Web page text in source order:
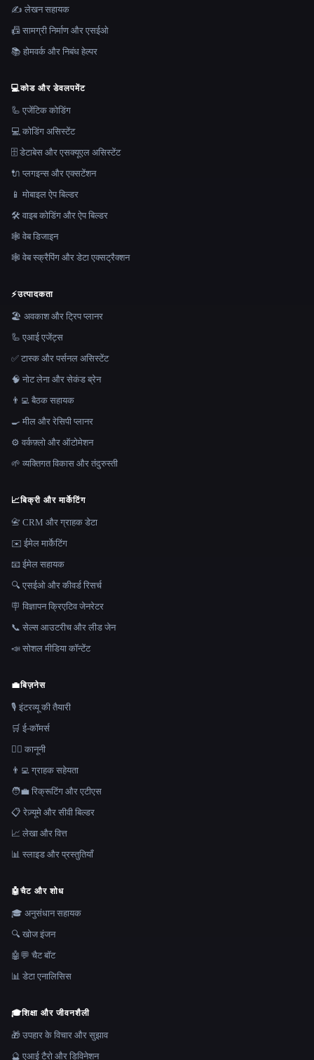
✍️ लेखन सहायक
📠 सामग्री निर्माण और एसईओ
📚 होमवर्क और निबंध हेल्पर
💻कोड और डेवलपमेंट
🦾 एजेंटिक कोडिंग
💻 कोडिंग असिस्टेंट
🗄️ डेटाबेस और एसक्यूएल असिस्टेंट
🔌 प्लगइन्स और एक्सटेंशन
📱 मोबाइल ऐप बिल्डर
🛠️ वाइब कोडिंग और ऐप बिल्डर
🕸 वेब डिजाइन
🕸️ वेब स्क्रैपिंग और डेटा एक्सट्रैक्शन
⚡उत्पादकता
🏖 अवकाश और ट्रिप प्लानर
🦾 एआई एजेंट्स
✅ टास्क और पर्सनल असिस्टेंट
🧠 नोट लेना और सेकंड ब्रेन
👨‍💻 बैठक सहायक
🍳 मील और रेसिपी प्लानर
⚙️ वर्कफ़्लो और ऑटोमेशन
🌱 व्यक्तिगत विकास और तंदुरुस्ती
📈बिक्री और मार्केटिंग
📇 CRM और ग्राहक डेटा
✉️ ईमेल मार्केटिंग
📧 ईमेल सहायक
🔍 एसईओ और कीवर्ड रिसर्च
🪧 विज्ञापन क्रिएटिव जेनरेटर
📞 सेल्स आउटरीच और लीड जेन
📣 सोशल मीडिया कॉन्टेंट
💼बिज़नेस
🎙️ इंटरव्यू की तैयारी
🛒 ई-कॉमर्स
👩‍⚖️ कानूनी
👨‍💻 ग्राहक सहेयता
🧑‍💼 रिक्रूटिंग और एटीएस
📋 रेज़्यूमे और सीवी बिल्डर
📈 लेखा और वित्त
📊 स्लाइड और प्रस्तुतियाँ
🤖चैट और शोध
🎓 अनुसंधान सहायक
🔍 खोज इंजन
🤖💬 चैट बॉट
📊 डेटा एनालिसिस
🎓शिक्षा और जीवनशैली
🎁 उपहार के विचार और सुझाव
🔮 एआई टैरो और डिविनेशन